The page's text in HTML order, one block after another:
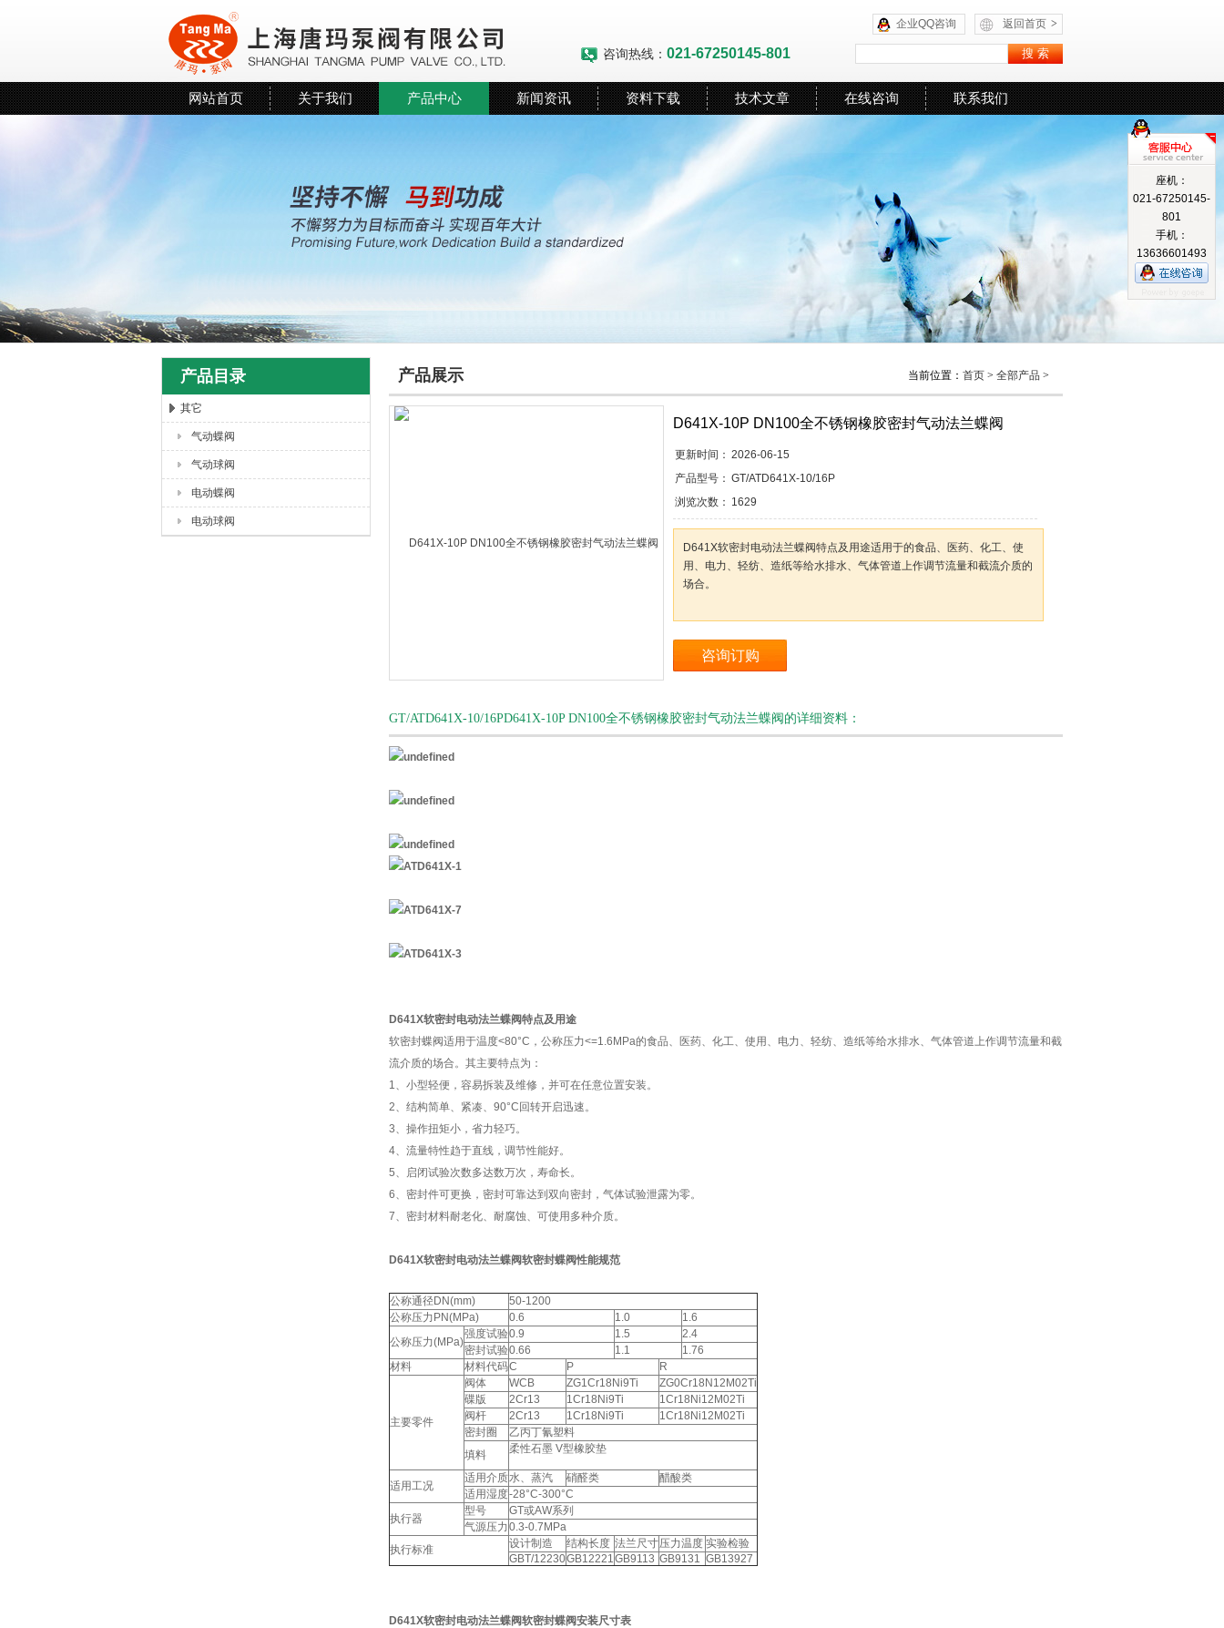
上海唐玛泵阀有限公司
返回首页 >
企业QQ咨询
咨询热线： 021-67250145-801
网站首页 关于我们 产品中心 新闻资讯 资料下载 技术文章 在线咨询 联系我们
产品目录
其它
气动蝶阀
气动球阀
电动蝶阀
电动球阀
产品展示 当前位置： 首页 > 全部产品 >
D641X-10P DN100全不锈钢橡胶密封气动法兰蝶阀
更新时间： 2026-06-15
产品型号： GT/ATD641X-10/16P
浏览次数： 1629
D641X软密封电动法兰蝶阀特点及用途适用于的食品、医药、化工、使
用、电力、轻纺、造纸等给水排水、气体管道上作调节流量和截流介质的
场合。
咨询订购
GT/ATD641X-10/16PD641X-10P DN100全不锈钢橡胶密封气动法兰蝶阀的详细资料：
D641X软密封电动法兰蝶阀特点及用途
软密封蝶阀适用于温度<80°C，公称压力<=1.6MPa的食品、医药、化工、使用、电力、轻纺、造纸等给水排水、气体管道上作调节流量和截
流介质的场合。其主要特点为：
1、小型轻便，容易拆装及维修，并可在任意位置安装。
2、结构简单、紧凑、90°C回转开启迅速。
3、操作扭矩小，省力轻巧。
4、流量特性趋于直线，调节性能好。
5、启闭试验次数多达数万次，寿命长。
6、密封件可更换，密封可靠达到双向密封，气体试验泄露为零。
7、密封材料耐老化、耐腐蚀、可使用多种介质。
D641X软密封电动法兰蝶阀软密封蝶阀性能规范
公称通径DN(mm)
50-1200
公称压力PN(MPa)
0.6 1.0
1.6
公称压力(MPa)
强度试验0.9 1.5
2.4
密封试验0.66 1.1
1.76
材料
材料代码C P R
主要零件
阀体 WCB ZG1Cr18Ni9Ti
ZG0Cr18N12M02Ti
碟版
2Cr13 1Cr18Ni9Ti
1Cr18Ni12M02Ti
阀杆
2Cr13 1Cr18Ni9Ti
1Cr18Ni12M02Ti
密封圈
乙丙丁氰塑料
填料
柔性石墨 V型橡胶垫
适用工况
适用介质水、蒸汽 硝醛类
醋酸类
适用湿度-28°C-300°C
执行器
型号
GT或AW系列
气源压力0.3-0.7MPa
执行标准
设计制造 结构长度 法兰尺寸压力温度 实验检验
GBT/12230GB12221GB9113 GB9131 GB13927
D641X软密封电动法兰蝶阀软密封蝶阀安装尺寸表
座机：
021-67250145-
801
手机：
13636601493